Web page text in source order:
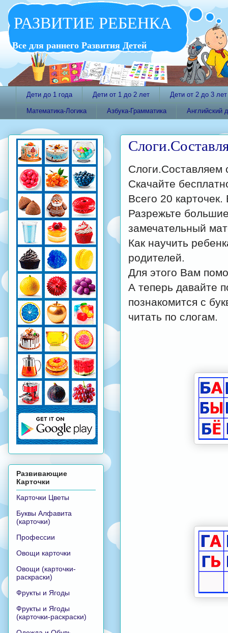
РАЗВИТИЕ РЕБЕНКА
Все для раннего Развития Детей
Дети до 1 года Дети от 1 до 2 лет Дети от 2 до 3 лет
Математика-Логика Азбука-Грамматика Английский
Слоги.Составляем
Скачайте
Всего 20
Разрежьте
замечательный
Как научить
родителей.
Для этого Вам
А теперь давайте
познакомится с
читать по слогам.
Развивающие
Карточки
Карточки Цветы
Буквы Алфавита
(карточки)
Профессии
Овощи карточки
Овощи (карточки-
раскраски)
Фрукты и Ягоды
Фрукты и Ягоды
(карточки-раскраски)